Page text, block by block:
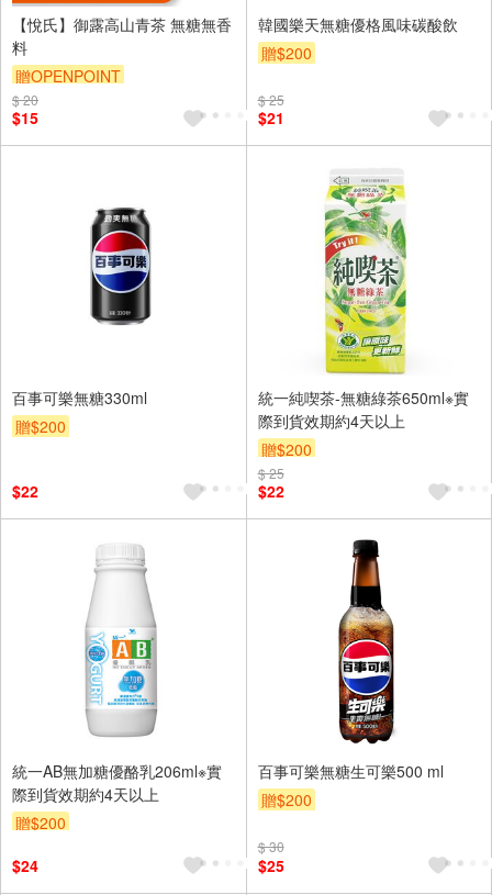
【悅氏】御露高山青茶 無糖無香
料
贈OPENPOINT
$ 20
$15
韓國樂天無糖優格風味碳酸飲
贈$200
$ 25
$21
百事可樂無糖330ml
贈$200
$22
統一純喫茶-無糖綠茶650ml※實
際到貨效期約4天以上
贈$200
$ 25
$22
統一AB無加糖優酪乳206ml※實
際到貨效期約4天以上
贈$200
$24
百事可樂無糖生可樂500 ml
贈$200
$ 30
$25